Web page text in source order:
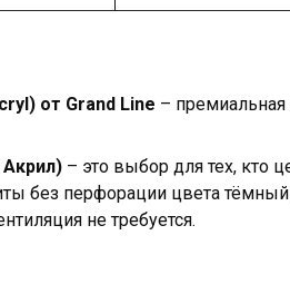
от Grand Line –
– это выбор для тех, кто
без перфорации цвета тёмный
не требуется.